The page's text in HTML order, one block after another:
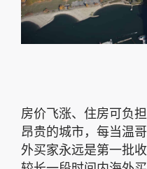
房价飞涨、住房可负
昂贵的城市，每当温
外买家永远是第一批